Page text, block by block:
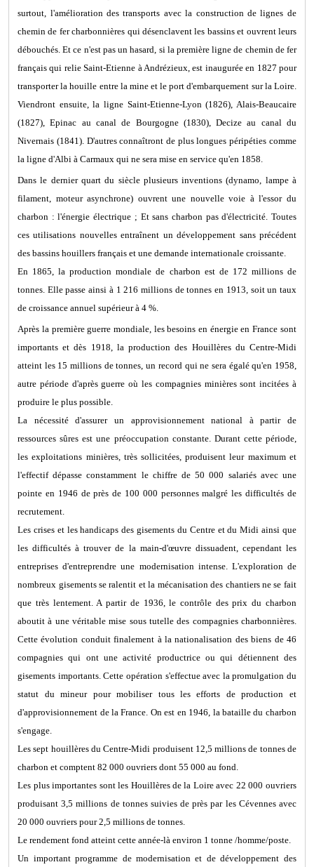
surtout, l'amélioration des transports avec la construction de lignes de
chemin de fer charbonnières qui désenclavent les bassins et ouvrent leurs
débouchés. Et ce n'est pas un hasard, si la première ligne de chemin de fer
français qui relie Saint-Etienne à Andrézieux, est inaugurée en 1827 pour
transporter la houille entre la mine et le port d'embarquement sur la Loire.
Viendront ensuite, la ligne Saint-Etienne-Lyon (1826), Alais-Beaucaire
(1827), Epinac au canal de Bourgogne (1830), Decize au canal du
Nivernais (1841). D'autres connaîtront de plus longues péripéties comme
la ligne d'Albi à Carmaux qui ne sera mise en service qu'en 1858.
Dans le dernier quart du siècle plusieurs inventions (dynamo, lampe à
filament, moteur asynchrone) ouvrent une nouvelle voie à l'essor du
charbon : l'énergie électrique ; Et sans charbon pas d'électricité. Toutes
ces utilisations nouvelles entraînent un développement sans précédent
des bassins houillers français et une demande internationale croissante.
En 1865, la production mondiale de charbon est de 172 millions de
tonnes. Elle passe ainsi à 1 216 millions de tonnes en 1913, soit un taux
de croissance annuel supérieur à 4 %.
Après la première guerre mondiale, les besoins en énergie en France sont
importants et dès 1918, la production des Houillères du Centre-Midi
atteint les 15 millions de tonnes, un record qui ne sera égalé qu'en 1958,
autre période d'après guerre où les compagnies minières sont incitées à
produire le plus possible.
La nécessité d'assurer un approvisionnement national à partir de
ressources sûres est une préoccupation constante. Durant cette période,
les exploitations minières, très sollicitées, produisent leur maximum et
l'effectif dépasse constamment le chiffre de 50 000 salariés avec une
pointe en 1946 de près de 100 000 personnes malgré les difficultés de
recrutement.
Les crises et les handicaps des gisements du Centre et du Midi ainsi que
les difficultés à trouver de la main-d'œuvre dissuadent, cependant les
entreprises d'entreprendre une modernisation intense. L'exploration de
nombreux gisements se ralentit et la mécanisation des chantiers ne se fait
que très lentement. A partir de 1936, le contrôle des prix du charbon
aboutit à une véritable mise sous tutelle des compagnies charbonnières.
Cette évolution conduit finalement à la nationalisation des biens de 46
compagnies qui ont une activité productrice ou qui détiennent des
gisements importants. Cette opération s'effectue avec la promulgation du
statut du mineur pour mobiliser tous les efforts de production et
d'approvisionnement de la France. On est en 1946, la bataille du charbon
s'engage.
Les sept houillères du Centre-Midi produisent 12,5 millions de tonnes de
charbon et comptent 82 000 ouvriers dont 55 000 au fond.
Les plus importantes sont les Houillères de la Loire avec 22 000 ouvriers
produisant 3,5 millions de tonnes suivies de près par les Cévennes avec
20 000 ouvriers pour 2,5 millions de tonnes.
Le rendement fond atteint cette année-là environ 1 tonne /homme/poste.
Un important programme de modernisation et de développement des